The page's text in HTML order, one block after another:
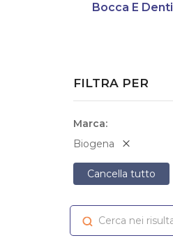
Bocca E Denti
FILTRA PER
Marca
Biogena
Cancella tutto
Cerca nei risultati